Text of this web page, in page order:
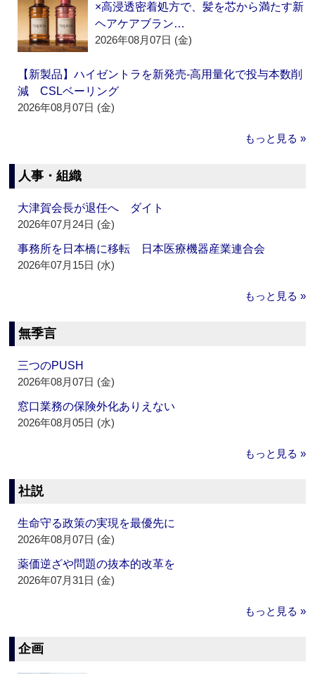
×高浸透密着処方で、髪を芯から満たす新
ヘアケアブラン…
2026年08月07日 (金)
【新製品】ハイゼントラを新発売‐高用量化で投与本数削
減 CSLベーリング
2026年08月07日 (金)
もっと見る »
人事・組織
大津賀会長が退任へ ダイト
2026年07月24日 (金)
事務所を日本橋に移転 日本医療機器産業連合会
2026年07月15日 (水)
もっと見る »
無季言
三つのPUSH
2026年08月07日 (金)
窓口業務の保険外化ありえない
2026年08月05日 (水)
もっと見る »
社説
生命守る政策の実現を最優先に
2026年08月07日 (金)
薬価逆ざや問題の抜本的改革を
2026年07月31日 (金)
もっと見る »
企画